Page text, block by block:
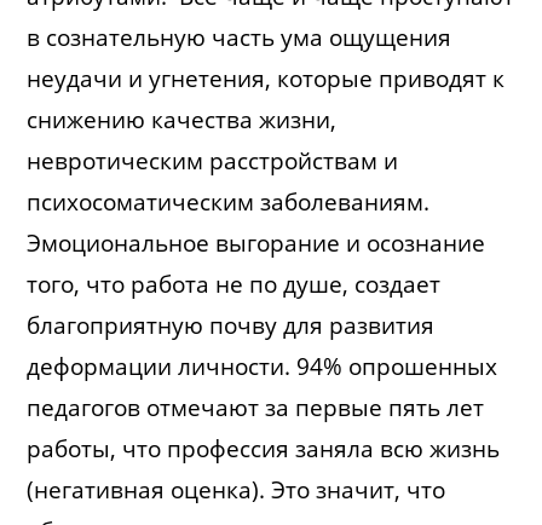
в сознательную часть ума ощущения
неудачи и угнетения, которые приводят к
снижению качества жизни,
невротическим расстройствам и
психосоматическим заболеваниям.
Эмоциональное выгорание и осознание
того, что работа не по душе, создает
благоприятную почву для развития
деформации личности. 94% опрошенных
педагогов отмечают за первые пять лет
работы, что профессия заняла всю жизнь
(негативная оценка). Это значит, что